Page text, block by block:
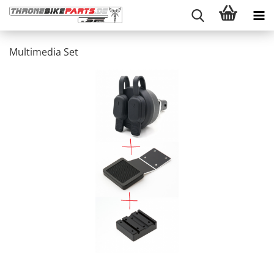
Multimedia Set